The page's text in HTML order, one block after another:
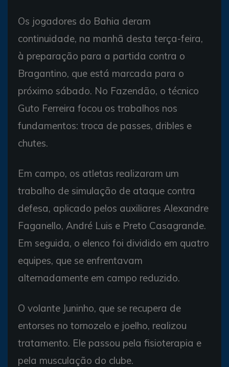
Os jogadores do Bahia deram
continuidade, na manhã desta terça-feira,
à preparação para a partida contra o
Bragantino, que está marcada para o
próximo sábado. No Fazendão, o técnico
Guto Ferreira focou os trabalhos nos
fundamentos: troca de passes, dribles e
chutes.
Em campo, os atletas realizaram um
trabalho de simulação de ataque contra
defesa, aplicado pelos auxiliares Alexandre
Faganello, André Luis e Preto Casagrande.
Em seguida, o elenco foi dividido em quatro
equipes, que se enfrentavam
alternadamente em campo reduzido.
O volante Juninho, que se recupera de
entorses no tornozelo e joelho, realizou
tratamento. Ele passou pela fisioterapia e
pela musculação do clube.